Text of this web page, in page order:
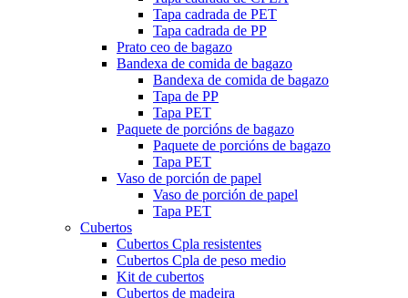
Tapa cadrada de PET
Tapa cadrada de PP
Prato ceo de bagazo
Bandexa de comida de bagazo
Bandexa de comida de bagazo
Tapa de PP
Tapa PET
Paquete de porcións de bagazo
Paquete de porcións de bagazo
Tapa PET
Vaso de porción de papel
Vaso de porción de papel
Tapa PET
Cubertos
Cubertos Cpla resistentes
Cubertos Cpla de peso medio
Kit de cubertos
Cubertos de madeira